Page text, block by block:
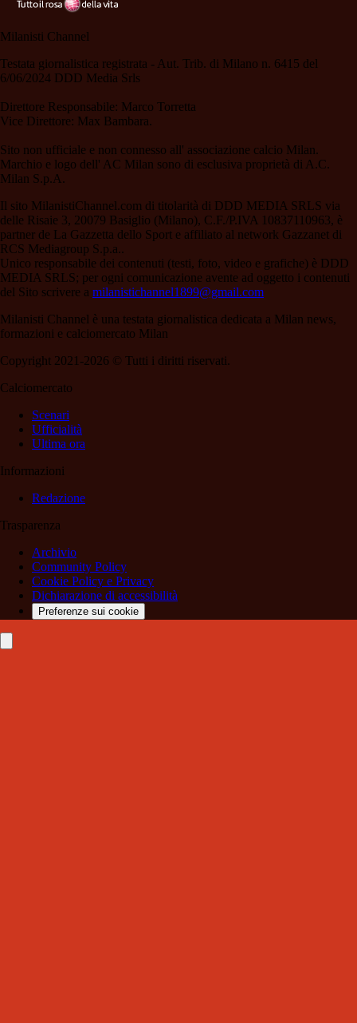
Milanisti Channel
Testata giornalistica registrata - Aut. Trib. di Milano n. 6415 del
6/06/2024 DDD Media Srls
Direttore Responsabile: Marco Torretta
Vice Direttore: Max Bambara.
Sito non ufficiale e non connesso all' associazione calcio Milan.
Marchio e logo dell' AC Milan sono di esclusiva proprietà di A.C.
Milan S.p.A.
Il sito MilanistiChannel.com di titolarità di DDD MEDIA SRLS via
delle Risaie 3, 20079 Basiglio (Milano), C.F./P.IVA 10837110963, è
partner de La Gazzetta dello Sport e affiliato al network Gazzanet di
RCS Mediagroup S.p.a..
Unico responsabile dei contenuti (testi, foto, video e grafiche) è DDD
MEDIA SRLS; per ogni comunicazione avente ad oggetto i contenuti
del Sito scrivere a milanistichannel1899@gmail.com
Milanisti Channel è una testata giornalistica dedicata a Milan news,
formazioni e calciomercato Milan
Copyright 2021-2026 © Tutti i diritti riservati.
Calciomercato
Scenari
Ufficialità
Ultima ora
Informazioni
Redazione
Trasparenza
Archivio
Community Policy
Cookie Policy e Privacy
Dichiarazione di accessibilità
Preferenze sui cookie